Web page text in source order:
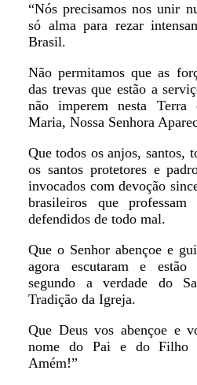
“Nós precisamos nos unir
só alma para rezar
Brasil.
Não permitamos que as
das trevas que estão a
não imperem nesta Terra
Maria, Nossa Senhora
Que todos os anjos, santos,
os santos protetores e
invocados com devoção
brasileiros que
defendidos de todo mal.
Que o Senhor abençoe e
agora escutaram e
segundo a verdade do
Tradição da Igreja.
Que Deus vos abençoe e
nome do Pai e do Filho
Amém!”